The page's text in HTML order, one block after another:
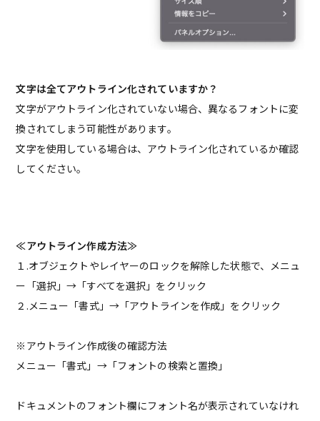
文字は全てアウトライン化されていますか？
文字がアウトライン化されていない場合、異なるフォントに変
換されてしまう可能性があります。
文字を使用している場合は、アウトライン化されているか確認
してください。
≪アウトライン作成方法≫
１.オブジェクトやレイヤーのロックを解除した状態で、メニュ
ー「選択」→「すべてを選択」をクリック
２.メニュー「書式」→「アウトラインを作成」をクリック
※アウトライン作成後の確認方法
メニュー「書式」→「フォントの検索と置換」
ドキュメントのフォント欄にフォント名が表示されていなけれ